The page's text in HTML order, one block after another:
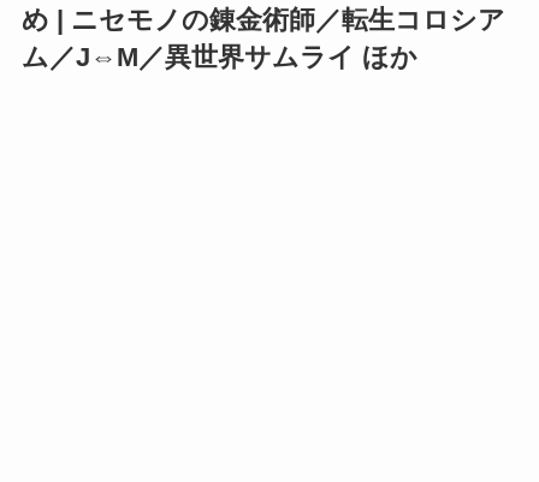
め | ニセモノの錬金術師／転生コロシア
ム／J⇔M／異世界サムライ ほか